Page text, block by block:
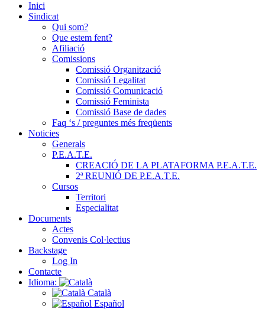
Inici
Sindicat
Qui som?
Que estem fent?
Afiliació
Comissions
Comissió Organització
Comissió Legalitat
Comissió Comunicació
Comissió Feminista
Comissió Base de dades
Faq ‘s / preguntes més freqüents
Noticies
Generals
P.E.A.T.E.
CREACIÓ DE LA PLATAFORMA P.E.A.T.E.
2ª REUNIÓ DE P.E.A.T.E.
Cursos
Territori
Especialitat
Documents
Actes
Convenis Col·lectius
Backstage
Log In
Contacte
Idioma:
Català
Español